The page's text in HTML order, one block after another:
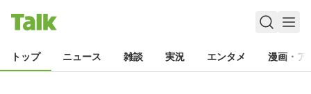
トップ ニュース 雑談 実況 エンタメ 漫画・ア